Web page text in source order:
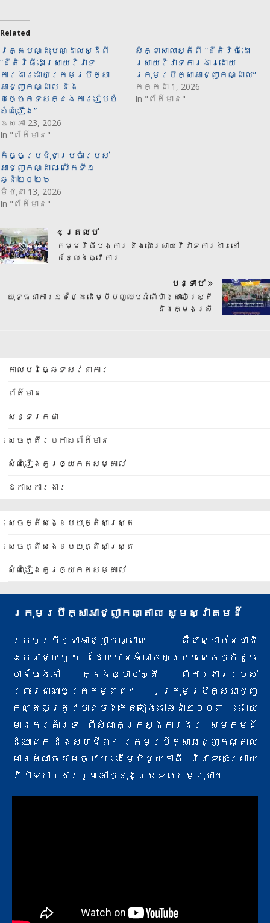
Related
វគ្គបណ្ដុះបណ្ដាលស្ដីពី
“នីតិវិធីដោះស្រាយវិវាទ
ការងារដោយក្រុមប្រឹក្សា
អាជ្ញាកណ្ដាល និង
បច្ចេកទេសក្នុងការរៀបចំ
សំណុំរឿង”
ឧសភា 23, 2026
In "ព័ត៌មាន"
សិក្ខាសាលាស្តីពី “នីតិវិធីដោះ
ស្រាយវិវាទការងារដោយ
ក្រុមប្រឹក្សាអាជ្ញាកណ្ដាល”
កក្កដា 1, 2026
In "ព័ត៌មាន"
កិច្ចប្រជុំជាប្រចាំរបស់
អាជ្ញាកណ្ដាល លើកទី១
ឆ្នាំ២០២៦
មិថុនា 13, 2026
In "ព័ត៌មាន"
ត្រលប់
កម្មវិធីបង្ការ និងដោះស្រាយវិវាទការងារនៅ
កន្លែងធ្វើការ
បន្ទាប់
យុទ្ធនាការ១៦ថ្ងៃ ដើម្បីបញ្ឈប់អំពើហិង្សាលើស្រ្តី
និងក្មេងស្រី
កាលបរិច្ឆេទសវនាការ
ព័ត៌មាន
សុន្ទរកថា
សេចក្តីប្រកាសព័ត៌មាន
សំណុំរឿងគួរឲ្យកត់សម្គាល់
ឱកាសការងារ
សេចក្តីសង្ខេបយុត្តិសាស្ត្រ
សេចក្តីសង្ខេបយុត្តិសាស្ត្រ
សំណុំរឿងគួរឲ្យកត់សម្គាល់
ក្រុមប្រឹក្សាអាជ្ញាកណ្តាល សូមស្វាគមន៍
ក្រុមប្រឹក្សាអាជ្ញាកណ្តាល គឺជាស្ថាប័នជាតិ
ឯករាជ្យមួយ ដែលមានអំណាចសម្រេចសេចក្តីដូច
មានចែងនៅ ក្នុងច្បាប់ស្តី ពីការងារ​របស់
ព្រះរាជាណាចក្រកម្ពុជា។ ក្រុមប្រឹក្សាអាជ្ញា
កណ្តាលត្រូវបានបង្កើតឡើងនៅឆ្នាំ២០០៣ ដោយ
មានការគាំទ្រ ពីសំណាក់​ក្រសួងការងារ សមាគមន៍
និយោជក និងសហជីព។ ក្រុមប្រឹក្សាអាជ្ញាកណ្តាល
មានអំណាចតាមច្បាប់ ដើម្បីជួយភាគី វិវាទ​ដោះស្រាយ
វិវាទការងាររួមនៅក្នុងប្រទេសកម្ពុជា។